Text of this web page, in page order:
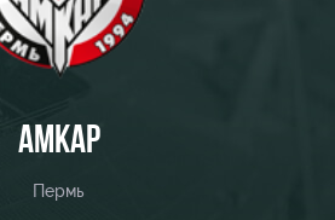
Аренда площадей
АМКАР
Пермь